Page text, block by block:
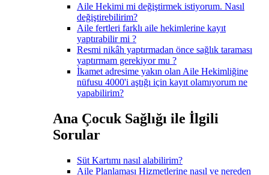
Aile Hekimi mi değiştirmek istiyorum. Nasıl
değiştirebilirim?
Aile fertleri farklı aile hekimlerine kayıt
yaptırabilir mi ?
Resmi nikâh yaptırmadan önce sağlık taraması
yaptırmam gerekiyor mu ?
İkamet adresime yakın olan Aile Hekimliğine
nüfusu 4000'i aştığı için kayıt olamıyorum ne
yapabilirim?
Ana Çocuk Sağlığı ile İlgili
Sorular
Süt Kartımı nasıl alabilirim?
Aile Planlaması Hizmetlerine nasıl ve nereden